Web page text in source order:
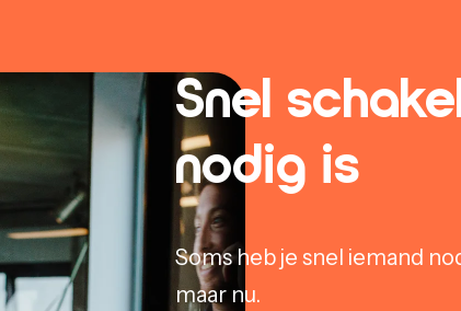
Snel
nodig is
Soms heb je snel iemand
maar nu.